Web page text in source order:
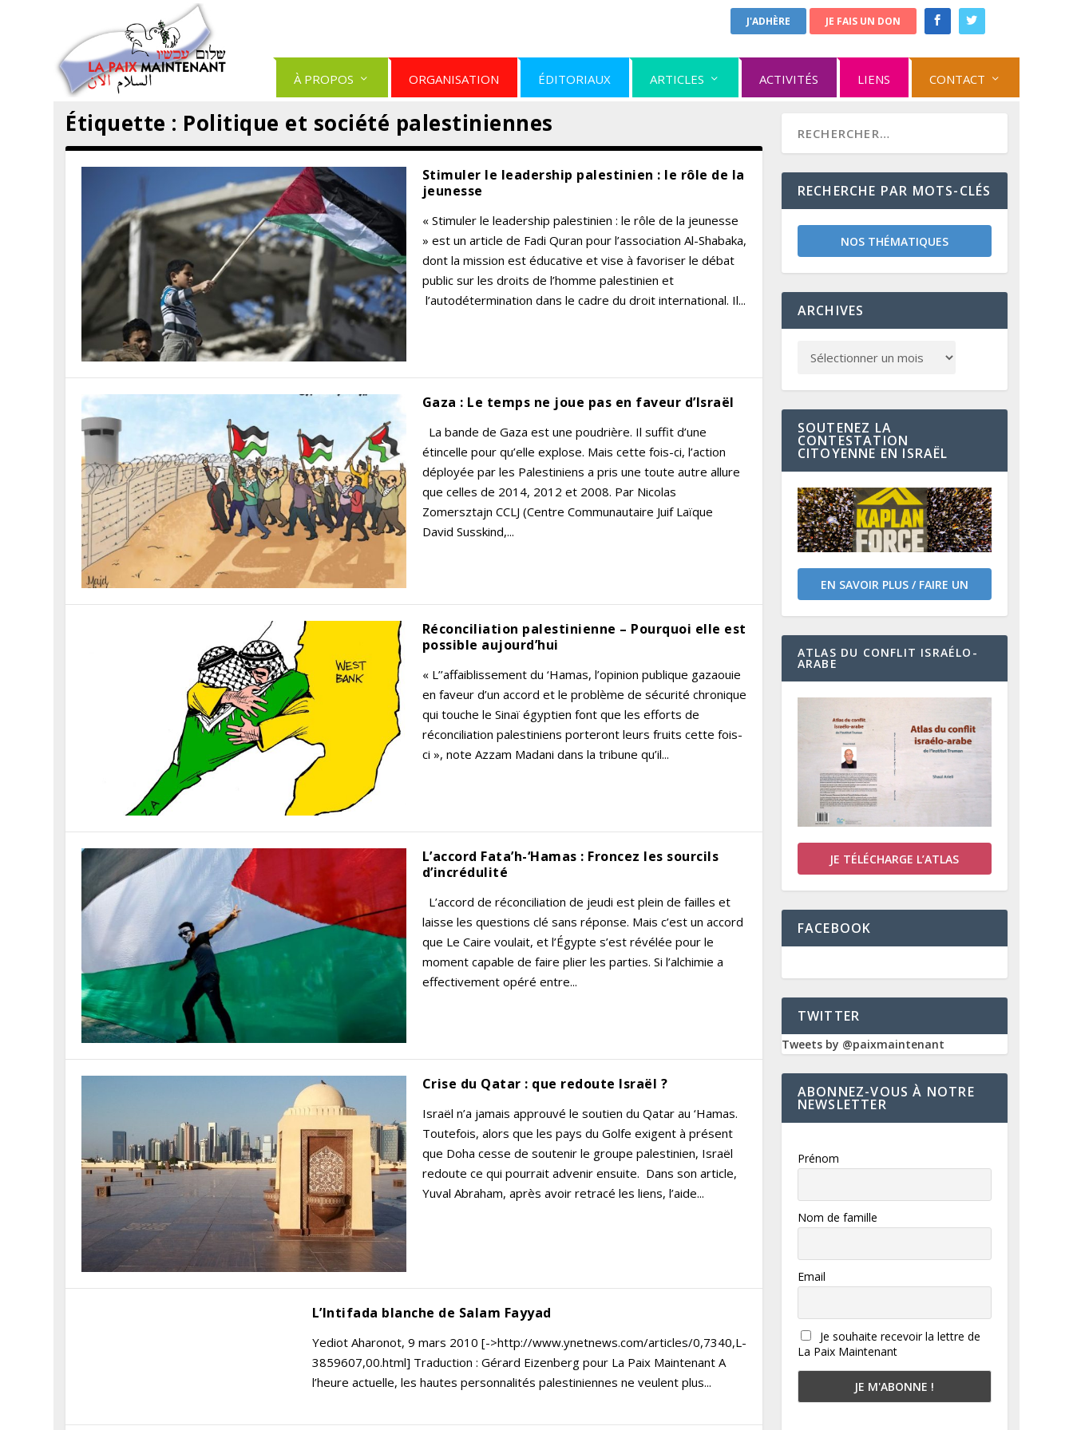
J'ADHÈRE JE FAIS UN DON
À PROPOS ORGANISATION ÉDITORIAUX ARTICLES ACTIVITÉS LIENS CONTACT
Étiquette : Politique et société palestiniennes
Stimuler le leadership palestinien : le rôle de la
jeunesse
« Stimuler le leadership palestinien : le rôle de la jeunesse
» est un article de Fadi Quran pour l’association Al-Shabaka,
dont la mission est éducative et vise à favoriser le débat
public sur les droits de l’homme palestinien et
l’autodétermination dans le cadre du droit international. Il...
Gaza : Le temps ne joue pas en faveur d’Israël
La bande de Gaza est une poudrière. Il suffit d’une
étincelle pour qu’elle explose. Mais cette fois-ci, l’action
déployée par les Palestiniens a pris une toute autre allure
que celles de 2014, 2012 et 2008. Par Nicolas
Zomersztajn CCLJ (Centre Communautaire Juif Laïque
David Susskind,...
Réconciliation palestinienne – Pourquoi elle est
possible aujourd’hui
« L’’affaiblissement du ‘Hamas, l’opinion publique gazaouie
en faveur d’un accord et le problème de sécurité chronique
qui touche le Sinaï égyptien font que les efforts de
réconciliation palestiniens porteront leurs fruits cette fois-
ci », note Azzam Madani dans la tribune qu’il...
L’accord Fata’h-‘Hamas : Froncez les sourcils
d’incrédulité
L’accord de réconciliation de jeudi est plein de failles et
laisse les questions clé sans réponse. Mais c’est un accord
que Le Caire voulait, et l’Égypte s’est révélée pour le
moment capable de faire plier les parties. Si l’alchimie a
effectivement opéré entre...
Crise du Qatar : que redoute Israël ?
Israël n’a jamais approuvé le soutien du Qatar au ‘Hamas.
Toutefois, alors que les pays du Golfe exigent à présent
que Doha cesse de soutenir le groupe palestinien, Israël
redoute ce qui pourrait advenir ensuite. Dans son article,
Yuval Abraham, après avoir retracé les liens, l’aide...
L’Intifada blanche de Salam Fayyad
Yediot Aharonot, 9 mars 2010 [->http://www.ynetnews.com/articles/0,7340,L-
3859607,00.html] Traduction : Gérard Eizenberg pour La Paix Maintenant A
l’heure actuelle, les hautes personnalités palestiniennes ne veulent plus...
RECHERCHE PAR MOTS-CLÉS
NOS THÉMATIQUES
ARCHIVES
SOUTENEZ LA
CONTESTATION
CITOYENNE EN ISRAËL
EN SAVOIR PLUS / FAIRE UN
DON
ATLAS DU CONFLIT ISRAÉLO-
ARABE
JE TÉLÉCHARGE L’ATLAS
FACEBOOK
TWITTER
Tweets by @paixmaintenant
ABONNEZ-VOUS À NOTRE
NEWSLETTER
Prénom
Nom de famille
Email
Je souhaite recevoir la lettre de
La Paix Maintenant